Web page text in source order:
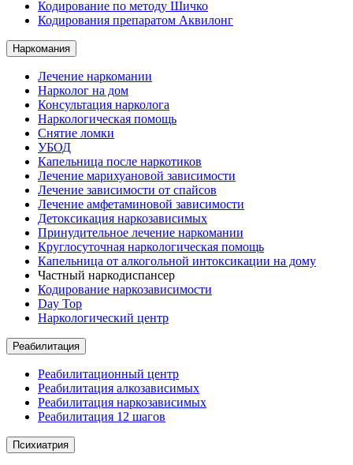
Кодирование по методу Шичко
Кодирования препаратом Аквилонг
Наркомания
Лечение наркомании
Нарколог на дом
Консультация нарколога
Наркологическая помощь
Снятие ломки
УБОД
Капельница после наркотиков
Лечение марихуановой зависимости
Лечение зависимости от спайсов
Лечение амфетаминовой зависимости
Детоксикация наркозависимых
Принудительное лечение наркомании
Круглосуточная наркологическая помощь
Капельница от алкогольной интоксикации на дому
Частный наркодиспансер
Кодирование наркозависимости
Day Top
Наркологический центр
Реабилитация
Реабилитационный центр
Реабилитация алкозависимых
Реабилитация наркозависимых
Реабилитация 12 шагов
Психиатрия